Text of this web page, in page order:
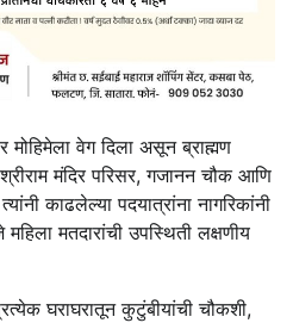
मोहिमेला वेग दिला असून ब्राह्मण
मंदिर परिसर, गजानन चौक आणि
काढलेल्या पदयात्रांना नागरिकांनी
मतदारांची उपस्थिती लक्षणीय
घराघरातून कुटुंबीयांची चौकशी,